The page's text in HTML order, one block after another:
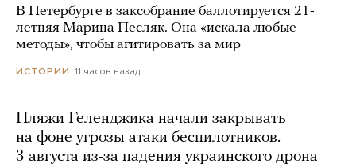
В Петербурге в заксобрание баллотируется 21-
летняя Марина Песляк. Она «искала любые
методы», чтобы агитировать за мир
ИСТОРИИ 11 часов назад
Пляжи Геленджика начали закрывать
на фоне угрозы атаки беспилотников.
3 августа из-за падения украинского дрона